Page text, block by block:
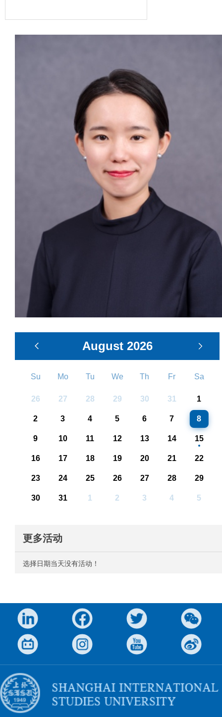
August 2026
Su Mo Tu We Th Fr Sa
26 27 28 29 30 31 1
2 3 4 5 6 7 8
9 10 11 12 13 14 15
16 17 18 19 20 21 22
23 24 25 26 27 28 29
30 31 1 2 3 4 5
更多活动
选择日期当天没有活动！